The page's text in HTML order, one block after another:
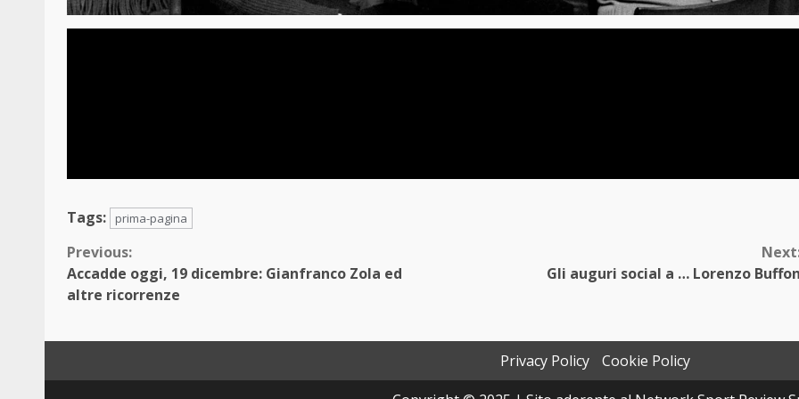
Tags: prima-pagina
Continue
Reading
Previous:
Accadde oggi, 19 dicembre: Gianfranco Zola ed
altre ricorrenze
Gli auguri social a … Lorenzo
Privacy Policy
Cookie Policy